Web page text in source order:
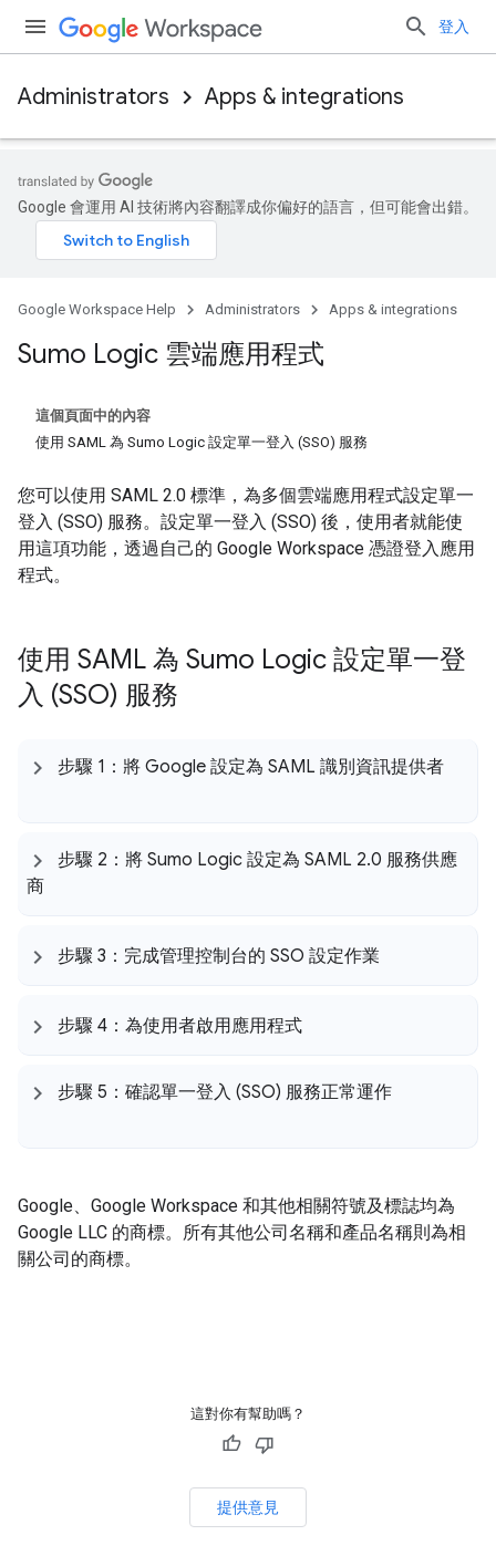
登入
Administrators Apps & integrations
Google 會運用 AI 技術將內容翻譯成你偏好的語言，但可能會出錯。
Google Workspace Help Administrators Apps & integrations
Sumo Logic 雲端應用程式
這個頁面中的內容
使用 SAML 為 Sumo Logic 設定單一登入 (SSO) 服務
您可以使用 SAML 2.0 標準，為多個雲端應用程式設定單一
登入 (SSO) 服務。設定單一登入 (SSO) 後，使用者就能使
用這項功能，透過自己的 Google Workspace 憑證登入應用
程式。
使用 SAML 為 Sumo Logic 設定單一登
入 (SSO) 服務
步驟 1：將 Google 設定為 SAML 識別資訊提供者
步驟 2：將 Sumo Logic 設定為 SAML 2.0 服務供應
商
步驟 3：完成管理控制台的 SSO 設定作業
步驟 4：為使用者啟用應用程式
步驟 5：確認單一登入 (SSO) 服務正常運作
Google、Google Workspace 和其他相關符號及標誌均為
Google LLC 的商標。 所有其他公司名稱和產品名稱則為相
關公司的商標。
這對你有幫助嗎？
提供意見